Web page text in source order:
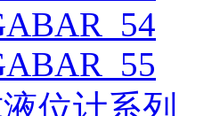
位计系列